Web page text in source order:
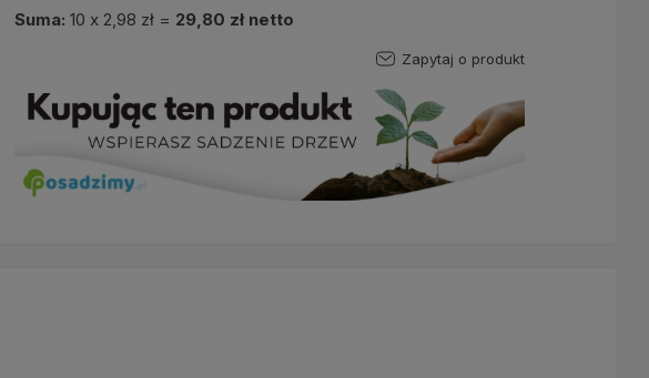
Suma: 10 x 2,98 zł = 29,80 zł netto
Zapytaj o produkt